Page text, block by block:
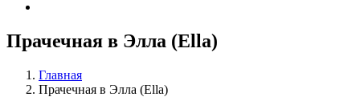
Прачечная в Элла (Ella)
Главная
Прачечная в Элла (Ella)